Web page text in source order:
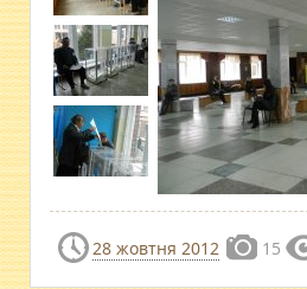
28 жовтня 2012 15